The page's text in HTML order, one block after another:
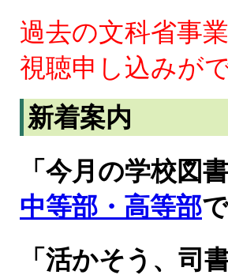
過去の文科省事
視聴申し込みが
新着案内
「今月の学校図
中等部・高等部
「活かそう、司